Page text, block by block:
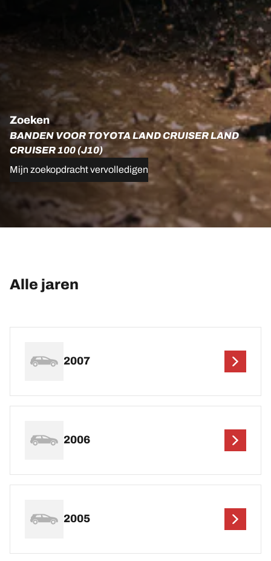
Zoeken
BANDEN VOOR TOYOTA LAND CRUISER LAND
CRUISER 100 (J10)
Mijn zoekopdracht vervolledigen
Alle jaren
2007
2006
2005